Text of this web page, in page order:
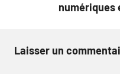
numériques
Laisser un